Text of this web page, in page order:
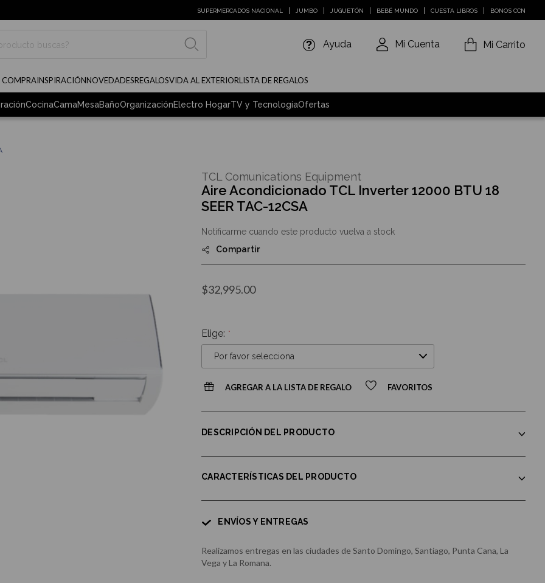
SUPERMERCADOS NACIONAL JUMBO JUGUETÓN BEBÉ MUNDO CUESTA LIBROS BONOS CCN
Ayuda Mi Cuenta Mi Carrito
COMPRAINSPIRACIÓNNOVEDADESREGALOSVIDA AL EXTERIORLISTA DE REGALOS
CocinaCamaMesaBañoOrganizaciónElectro HogarTV y TecnologíaOfertas
Aire Acondicionado TCL Inverter 12000 BTU 18
SEER TAC-12CSA
Compartir
$32,995.00
Notificarme cuando este producto vuelva a stock
Elige:
AGREGAR A LA LISTA DE REGALO FAVORITOS
TCL Comunications Equipment
DESCRIPCIÓN DEL PRODUCTO
CARACTERÍSTICAS DEL PRODUCTO
ENVÍOS Y ENTREGAS
Realizamos entregas en las ciudades de Santo Domingo, Santiago, Punta Cana, La
Vega y La Romana.